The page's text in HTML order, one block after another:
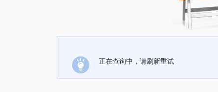
正在查询中，请刷新重试